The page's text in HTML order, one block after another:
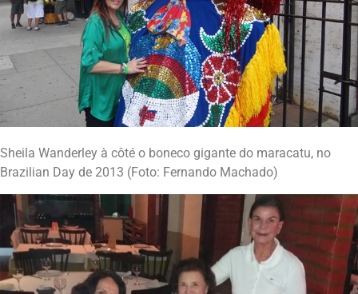
Sheila Wanderley à côté o boneco gigante do maracatu, no
Brazilian Day de 2013 (Foto: Fernando Machado)